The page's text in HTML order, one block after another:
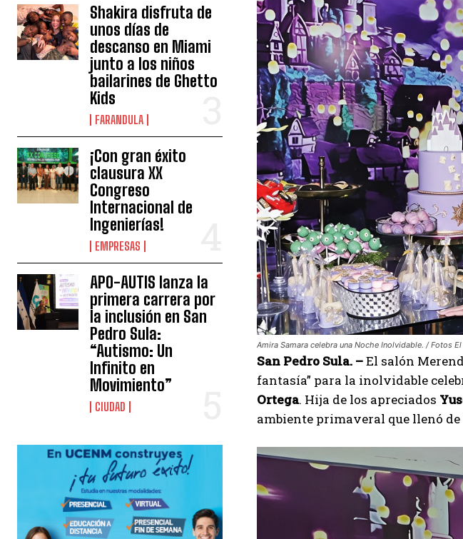
Shakira disfruta de
unos días de
descanso en Miami
junto a los niños
bailarines de Ghetto
Kids
FARANDULA
¡Con gran éxito
clausura XX
Congreso
Internacional de
Ingenierías!
EMPRESAS
APO-AUTIS lanza la
primera carrera por
la inclusión en San
Pedro Sula:
“Autismo: Un
Infinito en
Movimiento”
CIUDAD
Amira Samara celebra una Noche Inolvidable. / Fotos
San Pedro Sula. –El salón
fantasía” para la inolvidable
Ortega. Hija de los apreciados
ambiente primaveral que llenó